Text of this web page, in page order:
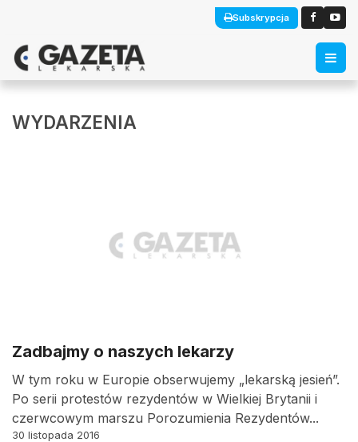
Subskrypcja
WYDARZENIA
Zadbajmy o naszych lekarzy
W tym roku w Europie obserwujemy „lekarską jesień”.
Po serii protestów rezydentów w Wielkiej Brytanii i
czerwcowym marszu Porozumienia Rezydentów...
30 listopada 2016